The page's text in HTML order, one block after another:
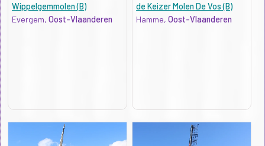
Wippelgemmolen (B)
Evergem, Oost-Vlaanderen
de Keizer Molen De Vos (B)
Hamme,Oost-Vlaanderen